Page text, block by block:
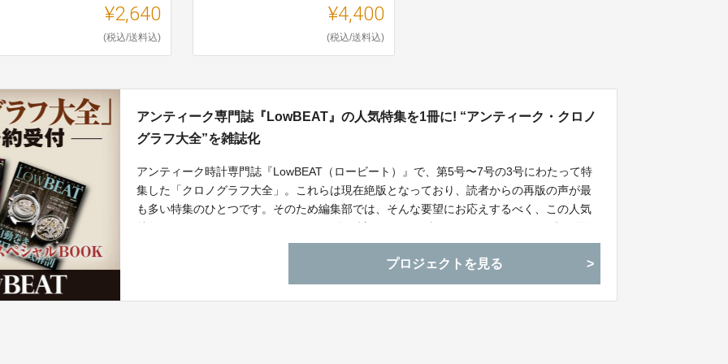
¥2,640
(税込/送料込)
¥4,400
(税込/送料込)
アンティーク専門誌『LowBEAT』の人気特集を1冊に! “アンティーク・クロノ
グラフ大全”を雑誌化
アンティーク時計専門誌『LowBEAT（ロービート）』で、第5号〜7号の3号にわたって特
集した「クロノグラフ大全」。これらは現在絶版となっており、読者からの再版の声が最
も多い特集のひとつです。そのため編集部では、そんな要望にお応えするべく、この人気
をしてくださった方には、最大33％OFFの特別価格にて提供させていただきます。
プロジェクトを見る